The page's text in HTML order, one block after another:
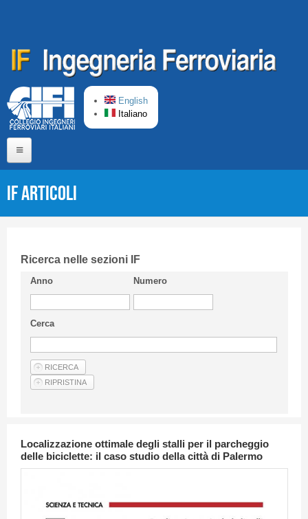
English
Italiano
CIFI in breve
Linee Guida
Privacy Policy
Articoli
IF Articoli
Ricerca nelle sezioni IF
Anno Numero
Cerca
Localizzazione ottimale degli stalli per il parcheggio
delle biciclette: il caso studio della città di Palermo